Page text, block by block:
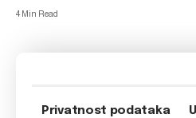
4 Min Read
Privatnost podataka